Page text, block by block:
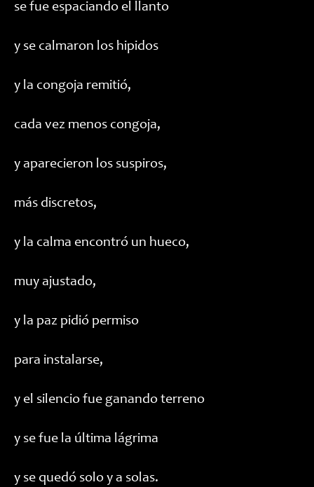
se fue espaciando el llanto
y se calmaron los hipidos
y la congoja remitió,
cada vez menos congoja,
y aparecieron los suspiros,
más discretos,
y la calma encontró un hueco,
muy ajustado,
y la paz pidió permiso
para instalarse,
y el silencio fue ganando terreno
y se fue la última lágrima
y se quedó solo y a solas.